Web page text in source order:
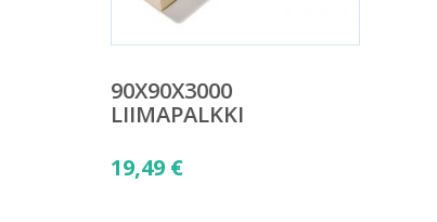
90X90X3000
LIIMAPALKKI
19,49 €